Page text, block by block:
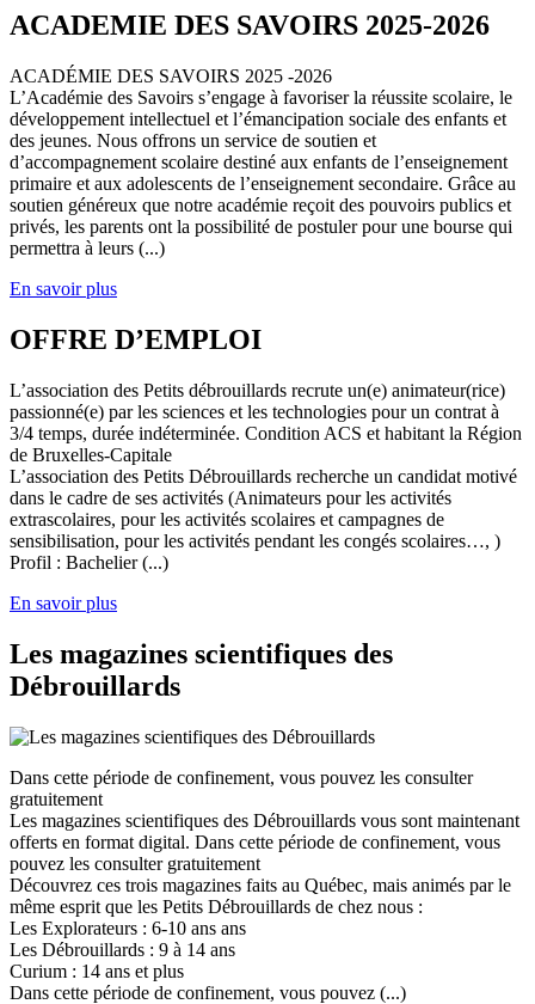
ACADEMIE DES SAVOIRS 2025-2026
ACADÉMIE DES SAVOIRS 2025 -2026
L’Académie des Savoirs s’engage à favoriser la réussite scolaire, le
développement intellectuel et l’émancipation sociale des enfants et
des jeunes. Nous offrons un service de soutien et
d’accompagnement scolaire destiné aux enfants de l’enseignement
primaire et aux adolescents de l’enseignement secondaire. Grâce au
soutien généreux que notre académie reçoit des pouvoirs publics et
privés, les parents ont la possibilité de postuler pour une bourse qui
permettra à leurs (...)
En savoir plus
OFFRE D’EMPLOI
L’association des Petits débrouillards recrute un(e) animateur(rice)
passionné(e) par les sciences et les technologies pour un contrat à
3/4 temps, durée indéterminée. Condition ACS et habitant la Région
de Bruxelles-Capitale
L’association des Petits Débrouillards recherche un candidat motivé
dans le cadre de ses activités (Animateurs pour les activités
extrascolaires, pour les activités scolaires et campagnes de
sensibilisation, pour les activités pendant les congés scolaires…, )
Profil : Bachelier (...)
En savoir plus
Les magazines scientifiques des
Débrouillards
Dans cette période de confinement, vous pouvez les consulter
gratuitement
Les magazines scientifiques des Débrouillards vous sont maintenant
offerts en format digital. Dans cette période de confinement, vous
pouvez les consulter gratuitement
Découvrez ces trois magazines faits au Québec, mais animés par le
même esprit que les Petits Débrouillards de chez nous :
Les Explorateurs : 6-10 ans ans
Les Débrouillards : 9 à 14 ans
Curium : 14 ans et plus
Dans cette période de confinement, vous pouvez (...)